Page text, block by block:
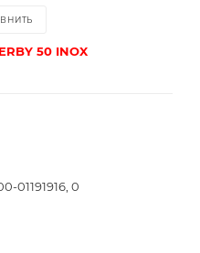
50 INOX
01191916, 0